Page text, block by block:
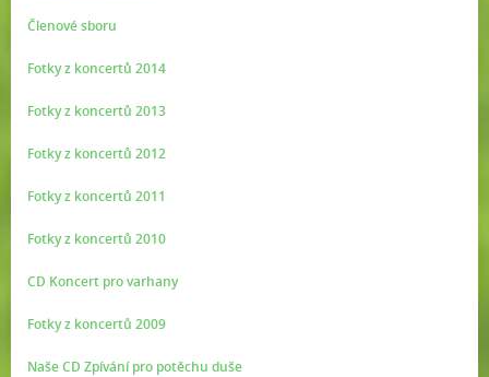
Členové sboru
Fotky z koncertů 2014
Fotky z koncertů 2013
Fotky z koncertů 2012
Fotky z koncertů 2011
Fotky z koncertů 2010
CD Koncert pro varhany
Fotky z koncertů 2009
Naše CD Zpívání pro potěchu duše